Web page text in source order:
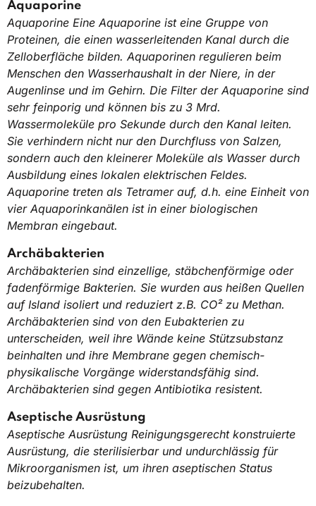
Aquaporine
Aquaporine Eine Aquaporine ist eine Gruppe von
Proteinen, die einen wasserleitenden Kanal durch die
Zelloberfläche bilden. Aquaporinen regulieren beim
Menschen den Wasserhaushalt in der Niere, in der
Augenlinse und im Gehirn. Die Filter der Aquaporine sind
sehr feinporig und können bis zu 3 Mrd.
Wassermoleküle pro Sekunde durch den Kanal leiten.
Sie verhindern nicht nur den Durchfluss von Salzen,
sondern auch den kleinerer Moleküle als Wasser durch
Ausbildung eines lokalen elektrischen Feldes.
Aquaporine treten als Tetramer auf, d.h. eine Einheit von
vier Aquaporinkanälen ist in einer biologischen
Membran eingebaut.
Archäbakterien
Archäbakterien sind einzellige, stäbchenförmige oder
fadenförmige Bakterien. Sie wurden aus heißen Quellen
auf Island isoliert und reduziert z.B. CO² zu Methan.
Archäbakterien sind von den Eubakterien zu
unterscheiden, weil ihre Wände keine Stützsubstanz
beinhalten und ihre Membrane gegen chemisch-
physikalische Vorgänge widerstandsfähig sind.
Archäbakterien sind gegen Antibiotika resistent.
Aseptische Ausrüstung
Aseptische Ausrüstung Reinigungsgerecht konstruierte
Ausrüstung, die sterilisierbar und undurchlässig für
Mikroorganismen ist, um ihren aseptischen Status
beizubehalten.